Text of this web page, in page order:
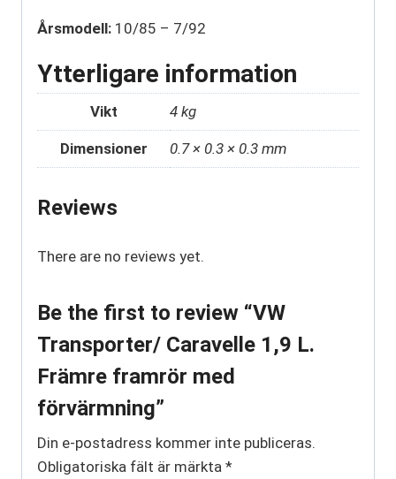
Årsmodell: 10/85 – 7/92
Ytterligare information
Vikt 4 kg
Dimensioner 0.7 × 0.3 × 0.3 mm
Reviews
There are no reviews yet.
Be the first to review “VW
Transporter/ Caravelle 1,9 L.
Främre framrör med
förvärmning”
Din e-postadress kommer inte publiceras.
Obligatoriska fält är märkta *